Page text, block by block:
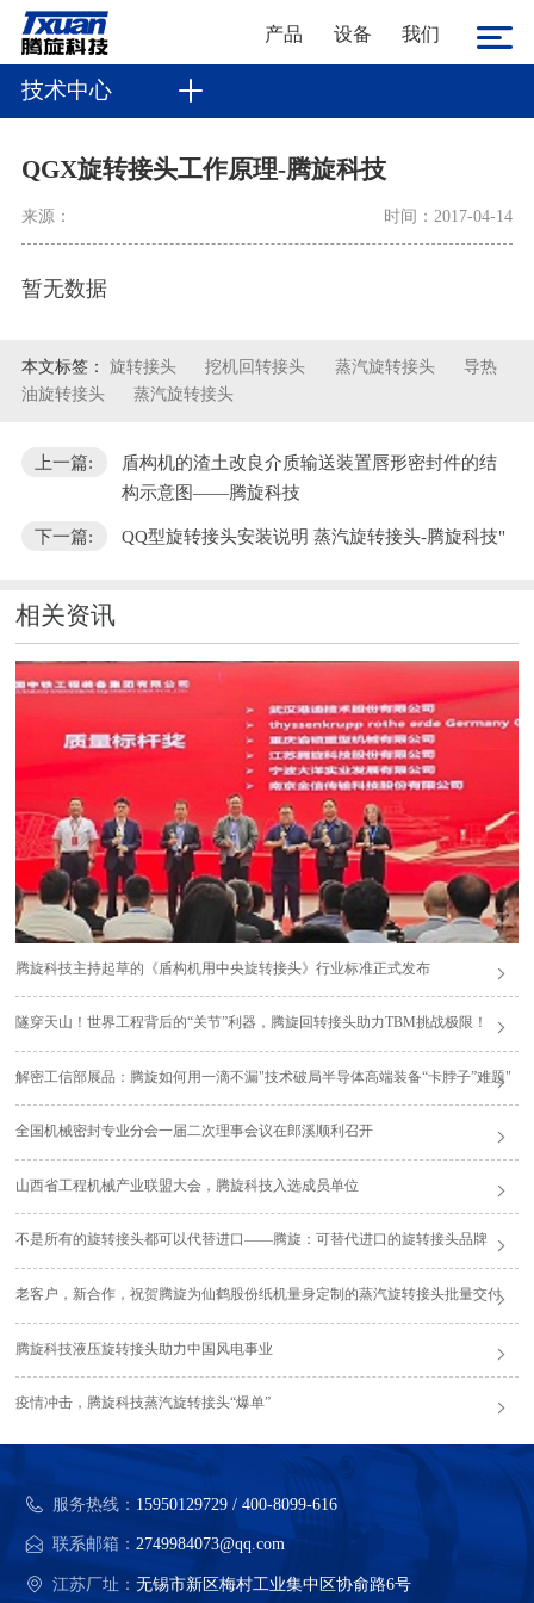
产品 设备 我们
技术中心
QGX旋转接头工作原理-腾旋科技
来源： 时间：2017-04-14
暂无数据
本文标签： 旋转接头 挖机回转接头 蒸汽旋转接头
导热
油旋转接头
蒸汽旋转接头
上一篇:
盾构机的渣土改良介质输送装置唇形密封件的结
构示意图——腾旋科技
下一篇: QQ型旋转接头安装说明 蒸汽旋转接头-腾旋科技"
相关资讯
腾旋科技主持起草的《盾构机用中央旋转接头》行业标准正式发布
隧穿天山！世界工程背后的“关节”利器，腾旋回转接头助力TBM挑战极限！
解密工信部展品：腾旋如何用一滴不漏"技术破局半导体高端装备“卡脖子”难题"
全国机械密封专业分会一届二次理事会议在郎溪顺利召开
山西省工程机械产业联盟大会，腾旋科技入选成员单位
不是所有的旋转接头都可以代替进口——腾旋：可替代进口的旋转接头品牌
老客户，新合作，祝贺腾旋为仙鹤股份纸机量身定制的蒸汽旋转接头批量交付
腾旋科技液压旋转接头助力中国风电事业
疫情冲击，腾旋科技蒸汽旋转接头“爆单”
服务热线： 15950129729 / 400-8099-616
联系邮箱：2749984073@qq.com
江苏厂址：无锡市新区梅村工业集中区协俞路6号